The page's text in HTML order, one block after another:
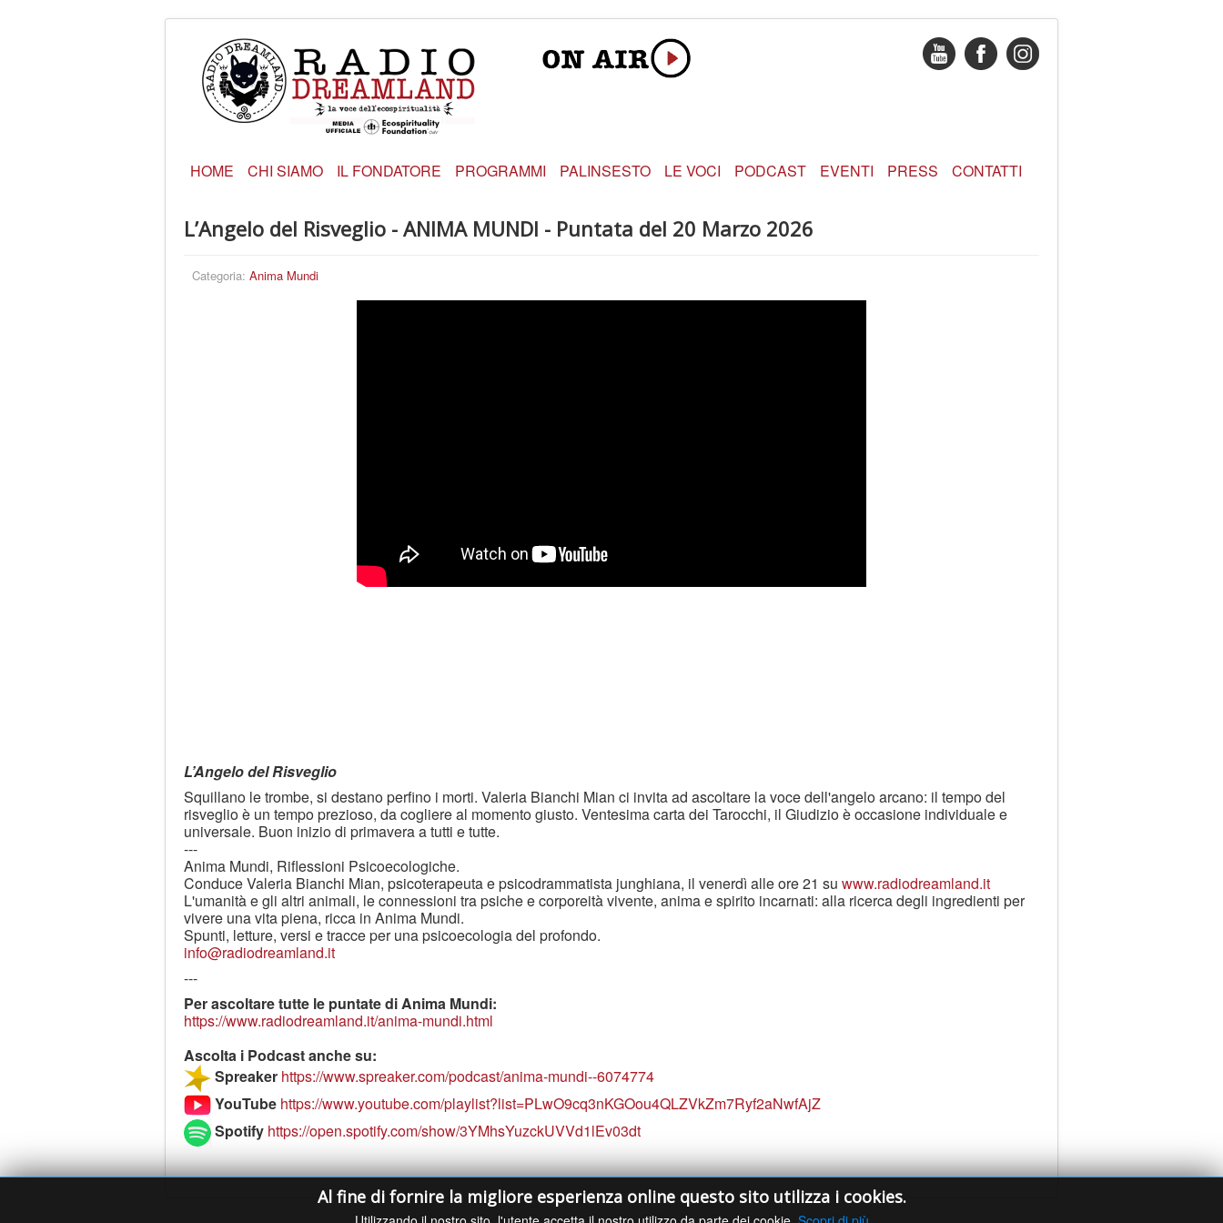
HOME CHI SIAMO IL FONDATORE PROGRAMMI PALINSESTO LE VOCI PODCAST EVENTI PRESS CONTATTI
L’Angelo del Risveglio - ANIMA MUNDI - Puntata del 20 Marzo 2026
Categoria: Anima Mundi
L’Angelo del Risveglio
Squillano le trombe, si destano perfino i morti. Valeria Bianchi Mian ci invita ad ascoltare la voce dell'angelo arcano: il tempo del
risveglio è un tempo prezioso, da cogliere al momento giusto. Ventesima carta dei Tarocchi, il Giudizio è occasione individuale e
universale. Buon inizio di primavera a tutti e tutte.
---
Anima Mundi, Riflessioni Psicoecologiche.
Conduce Valeria Bianchi Mian, psicoterapeuta e psicodrammatista junghiana, il venerdì alle ore 21 su www.radiodreamland.it
L'umanità e gli altri animali, le connessioni tra psiche e corporeità vivente, anima e spirito incarnati: alla ricerca degli ingredienti per
vivere una vita piena, ricca in Anima Mundi.
Spunti, letture, versi e tracce per una psicoecologia del profondo.
info@radiodreamland.it
---
Per ascoltare tutte le puntate di Anima Mundi:
https://www.radiodreamland.it/anima-mundi.html
Ascolta i Podcast anche su:
Spreaker https://www.spreaker.com/podcast/anima-mundi--6074774
YouTube https://www.youtube.com/playlist?list=PLwO9cq3nKGOou4QLZVkZm7Ryf2aNwfAjZ
Spotify https://open.spotify.com/show/3YMhsYuzckUVVd1lEv03dt
Al fine di fornire la migliore esperienza online questo sito utilizza i cookies.